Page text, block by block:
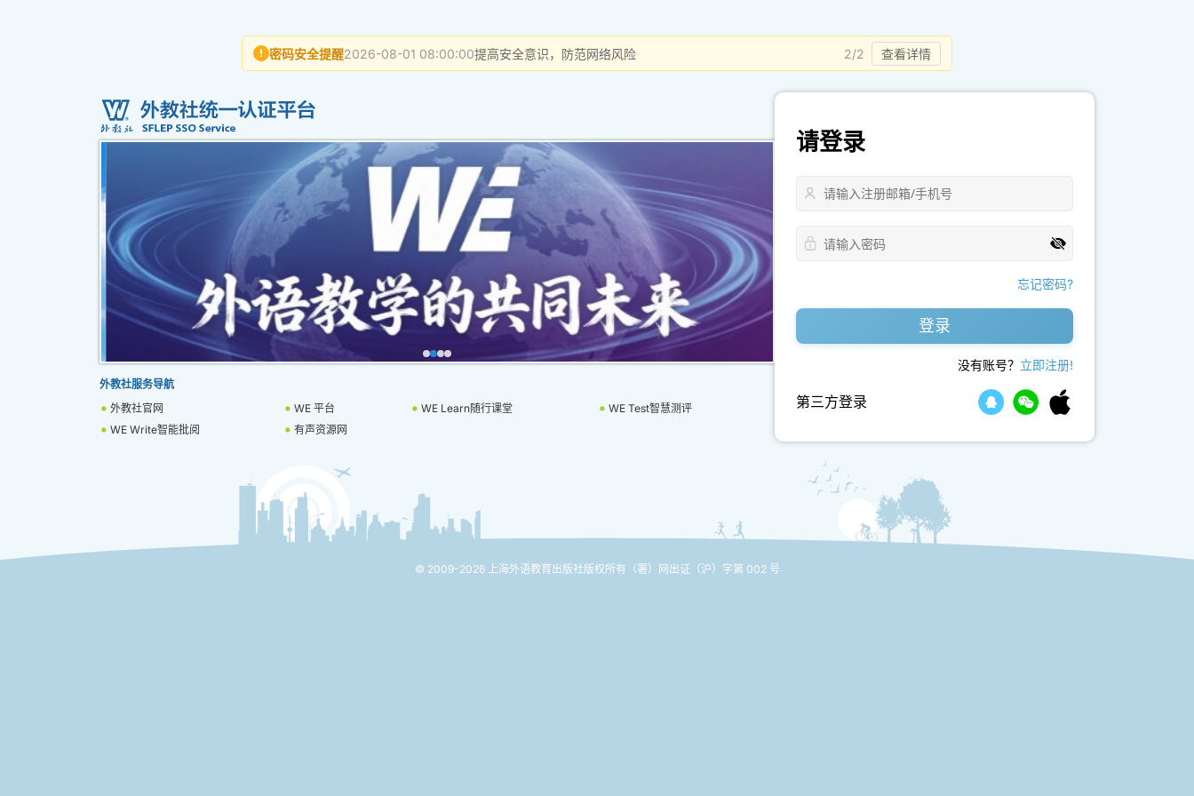
! 密码安全提醒2026-08-01 08:00:00提高安全意识，防范网络风险 2/2 查看详情
外教社服务导航
外教社官网
WE 平台 WE Learn随行课堂
WE Test智慧测评
WE Write智能批阅
有声资源网
请登录
忘记密码?
登录
没有账号？ 立即注册!
第三方登录
© 2009-2026 上海外语教育出版社版权所有 （署）网出证（沪）字第 002 号